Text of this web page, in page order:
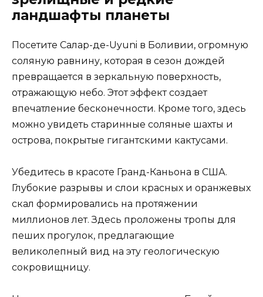
ландшафты планеты
Посетите Салар-де-Uyuni в Боливии, огромную
соляную равнину, которая в сезон дождей
превращается в зеркальную поверхность,
отражающую небо. Этот эффект создает
впечатление бесконечности. Кроме того, здесь
можно увидеть старинные соляные шахты и
острова, покрытые гигантскими кактусами.
Убедитесь в красоте Гранд-Каньона в США.
Глубокие разрывы и слои красных и оранжевых
скал формировались на протяжении
миллионов лет. Здесь проложены тропы для
пеших прогулок, предлагающие
великолепный вид на эту геологическую
сокровищницу.